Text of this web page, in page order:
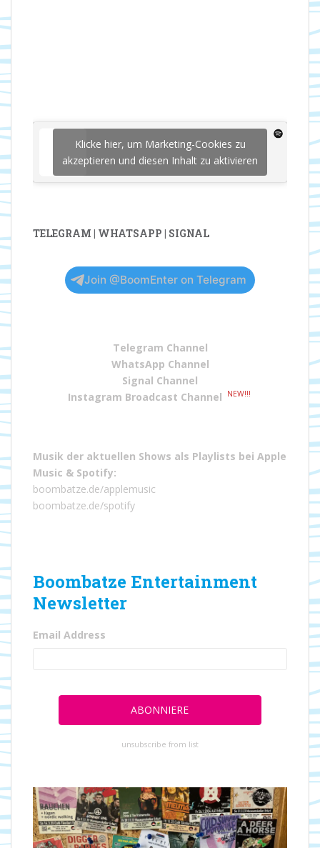
Klicke hier, um Marketing-Cookies zu
akzeptieren und diesen Inhalt zu aktivieren
TELEGRAM | WHATSAPP | SIGNAL
Join @BoomEnter on Telegram
Telegram Channel
WhatsApp Channel
Signal Channel
Instagram Broadcast Channel
NEW!!!
Musik der aktuellen Shows als Playlists bei Apple
Music & Spotify:
boombatze.de/applemusic
boombatze.de/spotify
Boombatze Entertainment
Newsletter
Email Address
unsubscribe from list